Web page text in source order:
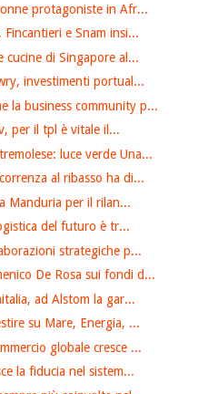
protagoniste in Afr...
e Snam insi...
cucine di Singapore al...
investimenti portual...
la business community p...
per il tpl è vitale il...
luce verde Una...
al ribasso ha di...
Manduria per il rilan...
del futuro è tr...
strategiche p...
De Rosa sui fondi d...
ad Alstom la gar...
su Mare, Energia, ...
globale cresce ...
la fiducia nel sistem...